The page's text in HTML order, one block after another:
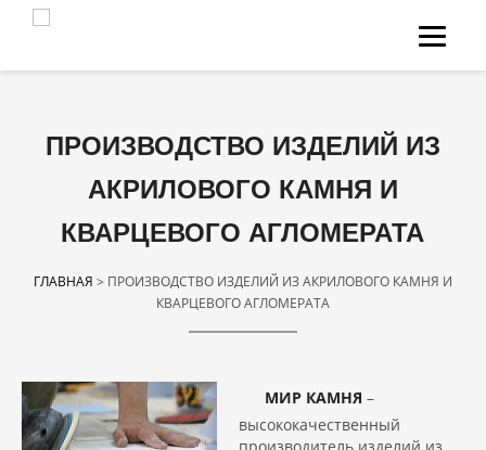
НА ГЛАВНУЮ
О НАС
ПРОИЗВОДСТВО ИЗДЕЛИЙ ИЗ
АКРИЛОВОГО КАМНЯ И
КВАРЦЕВОГО АГЛОМЕРАТА
ГЛАВНАЯ > ПРОИЗВОДСТВО ИЗДЕЛИЙ ИЗ АКРИЛОВОГО КАМНЯ И
КВАРЦЕВОГО АГЛОМЕРАТА
МИР КАМНЯ –
высококачественный